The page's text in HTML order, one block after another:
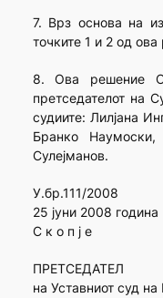
7. Врз основа на
точките 1 и 2 од
8. Ова решение
претседателот на
судиите: Лилјана
Бранко
Сулејманов.
У.бр.111/2008
25 јуни 2008 година
С к о п ј е
ПРЕТСЕДАТЕЛ
на Уставниот суд